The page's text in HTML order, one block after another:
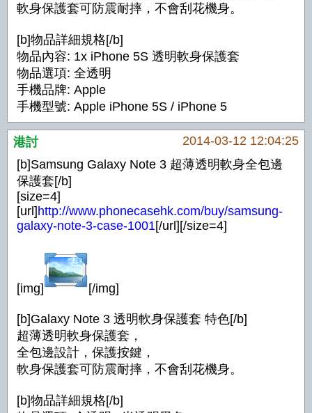
軟身保護套可防震耐摔，不會刮花機身。
[b]物品詳細規格[/b]
物品內容: 1x iPhone 5S 透明軟身保護套
物品選項: 全透明
手機品牌: Apple
手機型號: Apple iPhone 5S / iPhone 5
港討
2014-03-12 12:04:25
[b]Samsung Galaxy Note 3 超薄透明軟身全包邊
保護套[/b]
[size=4]
[url] http://www.phonecasehk.com/buy/samsung-
galaxy-note-3-case-1001[/url][/size=4]
[img] [/img]
[b]Galaxy Note 3 透明軟身保護套 特色[/b]
超薄透明軟身保護套，
全包邊設計，保護按鍵，
軟身保護套可防震耐摔，不會刮花機身。
[b]物品詳細規格[/b]